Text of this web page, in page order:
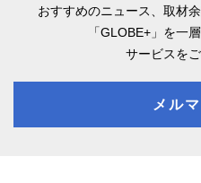
おすすめのニュース、取材余
「GLOBE+」を一
サービスを
メル